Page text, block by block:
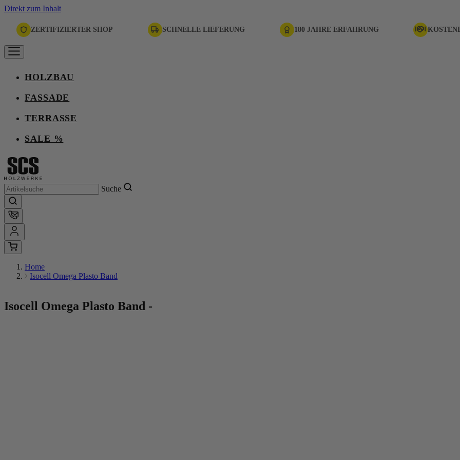
Direkt zum Inhalt
ZERTIFIZIERTER SHOP SCHNELLE LIEFERUNG 180 JAHRE ERFAHRUNG
HOLZBAU
FASSADE
TERRASSE
SALE %
Suche
Home
Isocell Omega Plasto Band
Isocell Omega Plasto Band -